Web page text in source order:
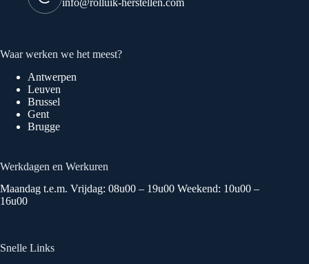
Waar werken we het meest?
Antwerpen
Leuven
Brussel
Gent
Brugge
Werkdagen en Werkuren
Maandag t.e.m. Vrijdag: 08u00 – 19u00 Weekend: 10u00 –
16u00
Snelle Links